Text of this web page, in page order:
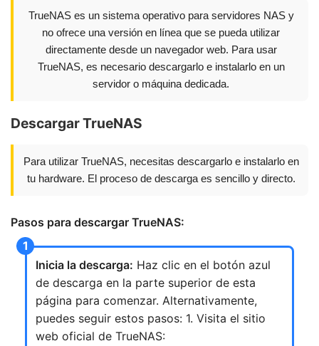
TrueNAS es un sistema operativo para servidores NAS y
no ofrece una versión en línea que se pueda utilizar
directamente desde un navegador web. Para usar
TrueNAS, es necesario descargarlo e instalarlo en un
servidor o máquina dedicada.
Descargar TrueNAS
Para utilizar TrueNAS, necesitas descargarlo e instalarlo en
tu hardware. El proceso de descarga es sencillo y directo.
Pasos para descargar TrueNAS:
Inicia la descarga: Haz clic en el botón azul
de descarga en la parte superior de esta
página para comenzar. Alternativamente,
puedes seguir estos pasos: 1. Visita el sitio
web oficial de TrueNAS: